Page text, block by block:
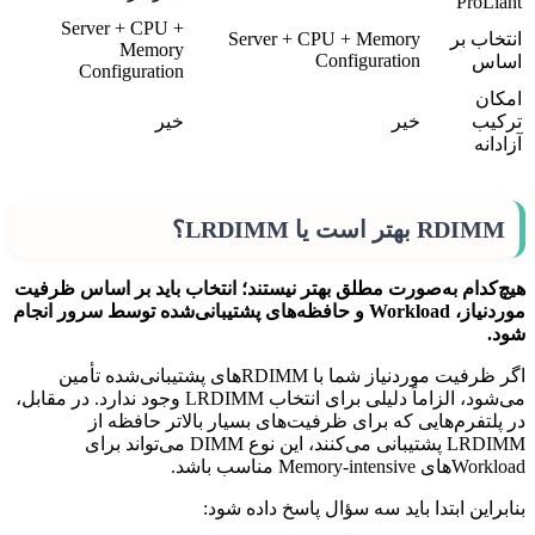
انتخاب بر
اساس
Server + CPU + Memory
Configuration
Server + CPU +
Memory
Configuration
امکان
ترکیب
آزادانه
خیر خیر
RDIMM بهتر است یا LRDIMM؟
هیچ‌کدام به‌صورت مطلق بهتر نیستند؛ انتخاب باید بر اساس ظرفیت
موردنیاز، Workload و حافظه‌های پشتیبانی‌شده توسط سرور انجام
شود.
اگر ظرفیت موردنیاز شما با RDIMMهای پشتیبانی‌شده تأمین
می‌شود، الزاماً دلیلی برای انتخاب LRDIMM وجود ندارد. در مقابل،
در پلتفرم‌هایی که برای ظرفیت‌های بسیار بالاتر حافظه از
LRDIMM پشتیبانی می‌کنند، این نوع DIMM می‌تواند برای
Workloadهای Memory-intensive مناسب باشد.
بنابراین ابتدا باید سه سؤال پاسخ داده شود: